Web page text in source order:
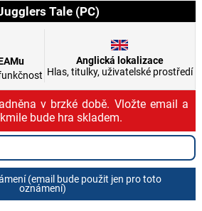
Tale (PC)
Anglická lokalizace
Hlas, titulky, uživatelské prostředí
v brzké době. Vložte email a
bude hra skladem.
(email bude použit jen pro toto
oznámení)